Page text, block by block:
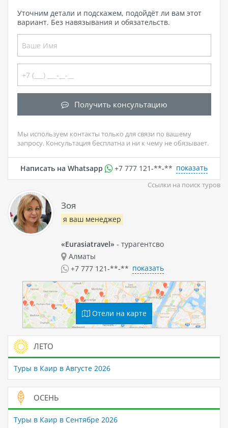
Уточним детали и подскажем, подойдёт ли вам этот
вариант. Без навязывания и обязательств.
Получить консультацию
Мы используем контакты только для связи по вашему
запросу. Консультация бесплатна и ни к чему не обязывает.
Написать на Whatsapp +7 777 121-**-** показать
Ссылки на поиск туров
Зоя
я ваш менеджер
«Eurasiatravel» - турагентсво
Алматы
+7 777 121-**-** показать
Отели на карте
ЛЕТО
Туры в Каир в Августе 2026
ОСЕНЬ
Туры в Каир в Сентябре 2026